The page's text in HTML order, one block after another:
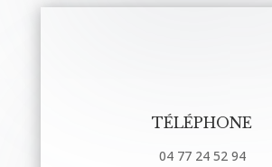
TÉLÉPHONE
04 77 24 52 94